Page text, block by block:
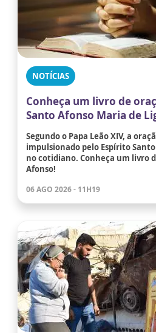
NOTÍCIAS
Conheça um livro de
Santo Afonso Maria de
Segundo o Papa Leão XIV, a
impulsionado pelo Espírito
no cotidiano. Conheça um livro
Afonso!
06 AGO 2026 - 11H19